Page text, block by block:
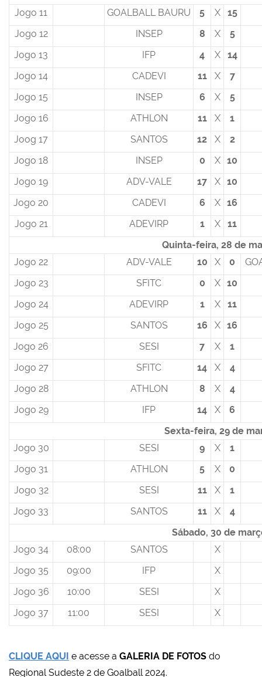
Jogo 11
GOALBALL BAURU 5 X
15
Jogo 12
INSEP 8 X
5
Jogo 13
IFP 4 X
14
Jogo 14
CADEVI 11 X
7
Jogo 15
INSEP 6 X
5
Jogo 16
ATHLON 11 X
1
Joog 17
SANTOS 12 X
2
Jogo 18
INSEP 0 X
10
Jogo 19
ADV-VALE 17 X
10
Jogo 20
CADEVI 6 X
16
Jogo 21
ADEVIRP 1 X
11
Quinta-feira, 28 de
Jogo 22
ADV-VALE 10 X 0
Jogo 23
SFITC 0 X
10
Jogo 24
ADEVIRP 1 X
11
Jogo 25
SANTOS 16 X
16
Jogo 26
SESI 7 X
1
Jogo 27
SFITC 14 X
4
Jogo 28
ATHLON 8 X
4
Jogo 29
IFP 14 X
6
Sexta-feira, 29 de
Jogo 30
SESI 9 X
1
Jogo 31
ATHLON 5 X
0
Jogo 32
SESI 11 X
1
Jogo 33
SANTOS 11 X
4
Sábado, 30 de
Jogo 34
08:00 SANTOS
X
Jogo 35
09:00 IFP
X
Jogo 36
10:00 SESI
X
Jogo 37
11:00 SESI X
CLIQUE AQUI e acesse a GALERIA DE FOTOS do
Regional Sudeste 2 de Goalball 2024.